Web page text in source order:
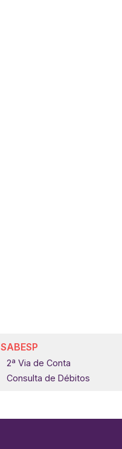
SABESP
2ª Via de Conta
Consulta de Débitos